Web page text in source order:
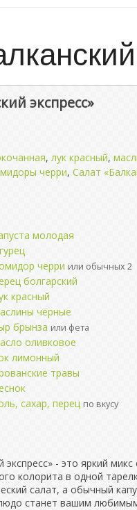
экспресс»
, лук красный,
черри, Салат
молодая
черри или обычных 2
болгарский
красный
чёрные
брынза или фета
оливковое
лимонный
травы
сахар, перец по вкусу
экспресс» - это яркий
колорита в одной
салат, а обычный
станет вашим